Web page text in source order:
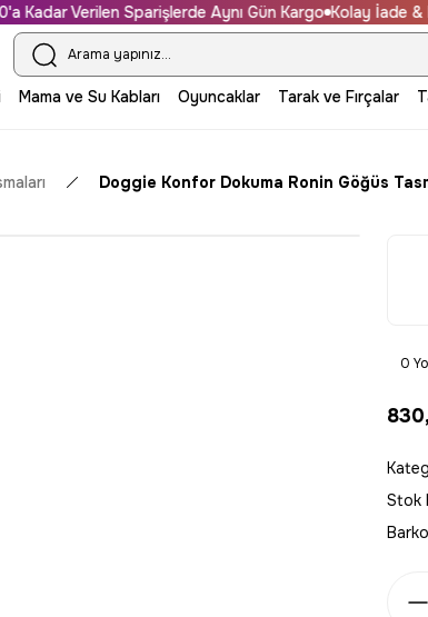
Verilen Sparişlerde Aynı Gün Kargo Kolay İade &
Mama ve Su Kabları Oyuncaklar Tarak ve Fırçalar
Doggie Konfor Dokuma Ronin Göğüs
0
Stok